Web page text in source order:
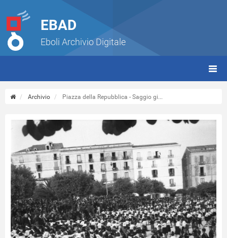
EBAD
Eboli Archivio Digitale
Archivio Piazza della Repubblica - Saggio gi...